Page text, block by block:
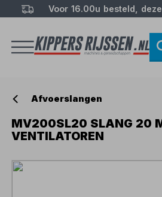
Voor 16.00u besteld,
Afvoerslangen
MV200SL20 SLANG 20
VENTILATOREN